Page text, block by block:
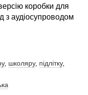
коробки для
з аудіосупроводом
, школяру, підлітку,